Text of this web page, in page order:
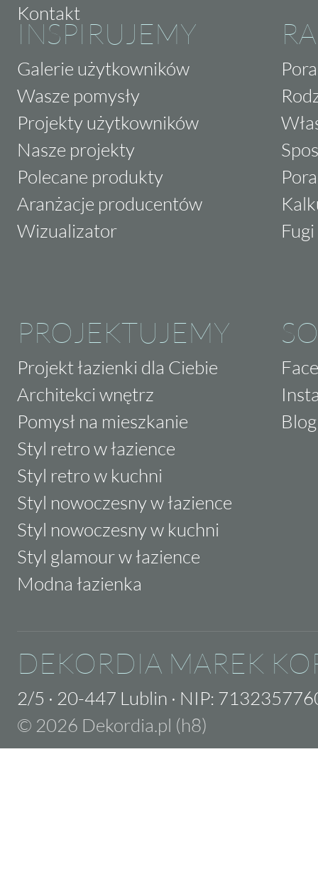
Kontakt
INSPIRUJEMY
Galerie użytkowników
Wasze pomysły
Projekty użytkowników
Nasze projekty
Polecane produkty
Aranżacje producentów
Wizualizator
PROJEKTUJEMY
Projekt łazienki dla Ciebie
Architekci wnętrz
Pomysł na mieszkanie
Styl retro w łazience
Styl retro w kuchni
Styl nowoczesny w łazience
Styl nowoczesny w kuchni
Styl glamour w łazience
Modna łazienka
Blog
DEKORDIA MAREK
2/5 · 20-447 Lublin · NIP:
© 2026 Dekordia.pl (h8)